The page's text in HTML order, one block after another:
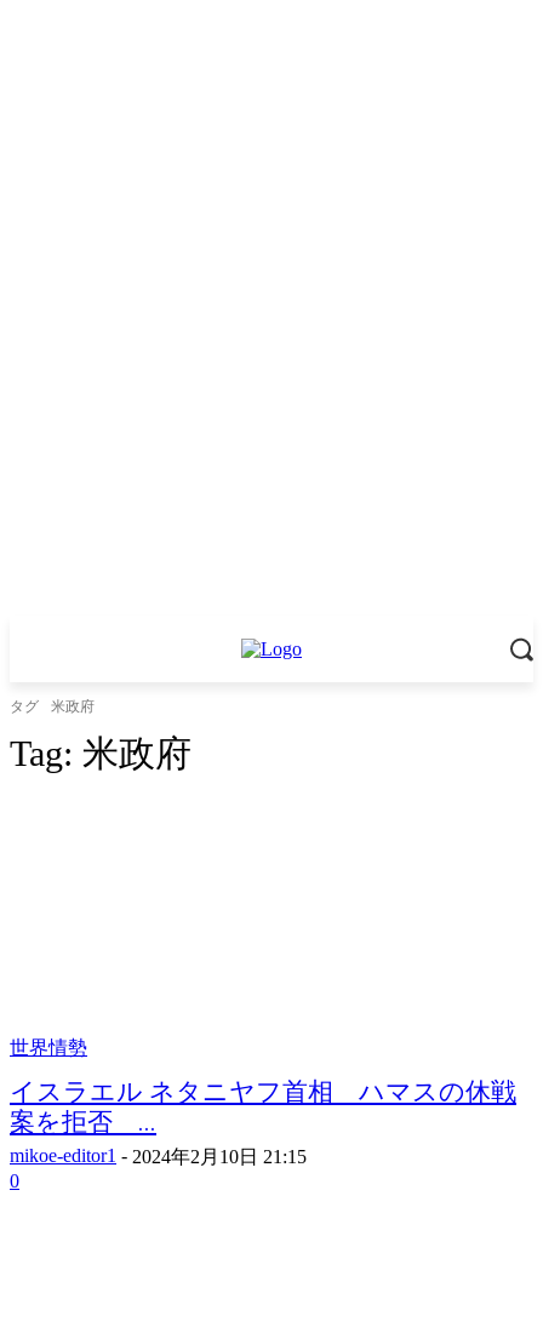
タグ 米政府
Tag: 米政府
世界情勢
イスラエル ネタニヤフ首相 ハマスの休戦
案を拒否 ...
mikoe-editor1 - 2024年2月10日 21:15
0